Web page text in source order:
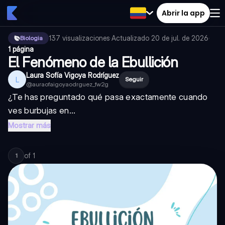
Abrir la app
Biologia 137 visualizaciones·Actualizado 20 de jul. de 2026·
1 página
El Fenómeno de la Ebullición
L Laura Sofía Vigoya Rodríguez
@auraofaigoyaodrguez_fw2g
Seguir
¿Te has preguntado qué pasa exactamente cuando
ves burbujas en...
Mostrar más
1 of 1